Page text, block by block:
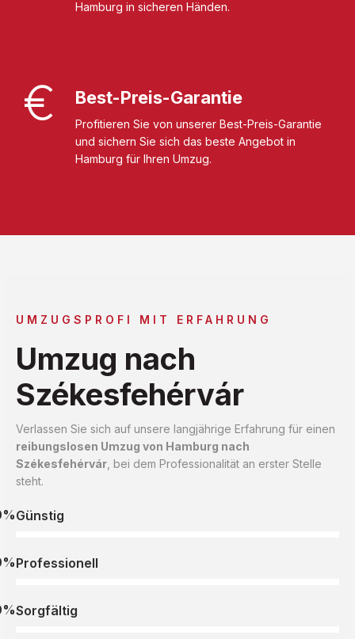
Hamburg in sicheren Händen.
Best-Preis-Garantie
Profitieren Sie von unserer Best-Preis-Garantie
und sichern Sie sich das beste Angebot in
Hamburg für Ihren Umzug.
UMZUGSPROFI MIT ERFAHRUNG
Umzug nach
Székesfehérvár
Verlassen Sie sich auf unsere langjährige Erfahrung für einen
reibungslosen Umzug von Hamburg nach
Székesfehérvár , bei dem Professionalität an erster Stelle
steht.
Günstig
Professionell
Sorgfältig